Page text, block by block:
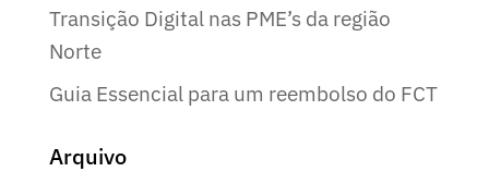
Transição Digital nas PME’s da região
Norte
Guia Essencial para um reembolso do FCT
Arquivo